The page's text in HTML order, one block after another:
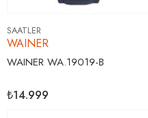
SAATLER
WAINER
WAINER WA.19019-B
₺14.999